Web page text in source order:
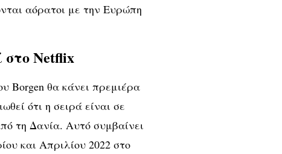
αόρατοι με την Ευρώπη
Netflix
Borgen θα κάνει πρεμιέρα
ότι η σειρά είναι σε
τη Δανία. Αυτό συμβαίνει
και Απριλίου 2022 στο